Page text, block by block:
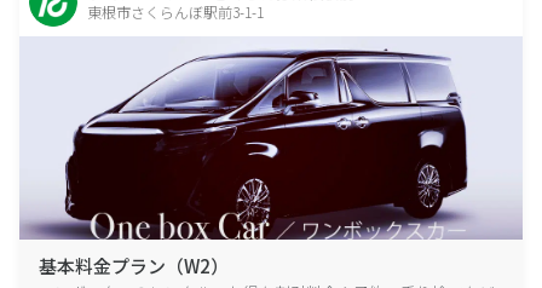
東根市さくらんぼ駅前3-1-1
基本料金プラン（W2）